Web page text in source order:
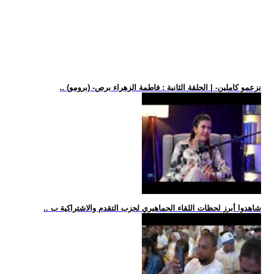
.. (برومو) -نزعمو كاملين- | الحلقة الثانية : فاطمة الزهراء برص
.. شاهدوا أبرز لحظات اللقاء الجماهيري لحزب التقدم والاشتراكية ب